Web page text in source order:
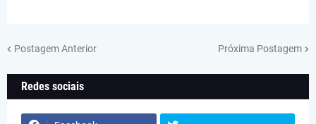
Postagem Anterior Próxima Postagem
Redes sociais